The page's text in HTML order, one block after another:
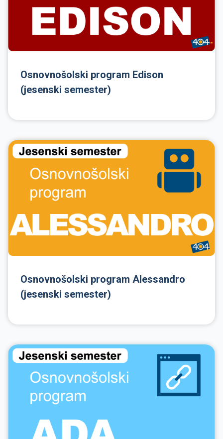
Osnovnošolski program Edison
(jesenski semester)
Osnovnošolski program Alessandro
(jesenski semester)